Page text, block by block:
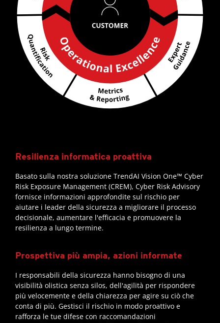
Resilienza informatica proattiva
Basato sulla nostra soluzione TrendAI Vision One™ Cyber
Risk Exposure Management (CREM), Cyber Risk Advisory
fornisce informazioni approfondite sul rischio per
aiutare i leader della sicurezza a migliorare il processo
decisionale, aumentare l'efficacia e promuovere la
resilienza a lungo termine.
Prospettiva più ampia, azioni informate
I responsabili della sicurezza hanno bisogno di una
visibilità olistica senza silos, dell'agilità per rispondere
più velocemente e della chiarezza per agire su ciò che
conta di più. Gestisci il rischio in modo proattivo e
rafforza le tue difese con raccomandazioni